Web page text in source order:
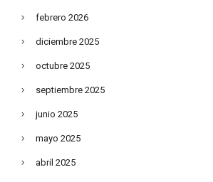
febrero 2026
diciembre 2025
octubre 2025
septiembre 2025
junio 2025
mayo 2025
abril 2025